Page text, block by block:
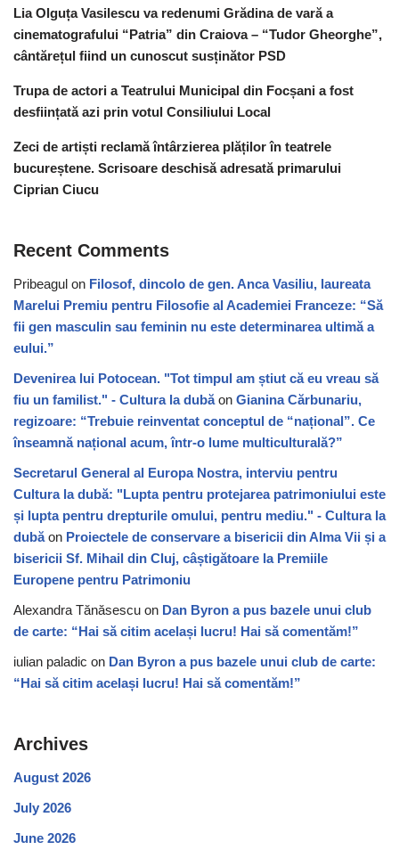
Lia Olguța Vasilescu va redenumi Grădina de vară a
cinematografului “Patria” din Craiova – “Tudor Gheorghe”,
cântărețul fiind un cunoscut susținător PSD
Trupa de actori a Teatrului Municipal din Focșani a fost
desființată azi prin votul Consiliului Local
Zeci de artiști reclamă întârzierea plăților în teatrele
bucureștene. Scrisoare deschisă adresată primarului
Ciprian Ciucu
Recent Comments
Pribeagul on Filosof, dincolo de gen. Anca Vasiliu, laureata
Marelui Premiu pentru Filosofie al Academiei Franceze: “Să
fii gen masculin sau feminin nu este determinarea ultimă a
eului.”
Devenirea lui Potocean. "Tot timpul am știut că eu vreau să
fiu un familist." - Cultura la dubăon Gianina Cărbunariu,
regizoare: “Trebuie reinventat conceptul de “național”. Ce
înseamnă național acum, într-o lume multiculturală?”
Secretarul General al Europa Nostra, interviu pentru
Cultura la dubă: "Lupta pentru protejarea patrimoniului este
și lupta pentru drepturile omului, pentru mediu." - Cultura la
dubăon Proiectele de conservare a bisericii din Alma Vii și a
bisericii Sf. Mihail din Cluj, câștigătoare la Premiile
Europene pentru Patrimoniu
Alexandra Tănăsescu on Dan Byron a pus bazele unui club
de carte: “Hai să citim același lucru! Hai să comentăm!”
iulian paladic on Dan Byron a pus bazele unui club de carte:
“Hai să citim același lucru! Hai să comentăm!”
Archives
August 2026
July 2026
June 2026